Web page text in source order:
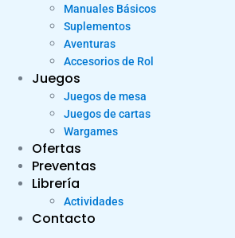
Manuales Básicos
Suplementos
Aventuras
Accesorios de Rol
Juegos
Juegos de mesa
Juegos de cartas
Wargames
Ofertas
Preventas
Librería
Actividades
Contacto